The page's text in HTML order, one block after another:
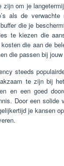
om je
als de
die je
te kiezen die
die aan de
die passen bij
steeds
te zijn bij
en een goed
Door een
je kansen